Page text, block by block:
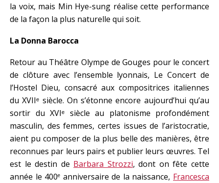
la voix, mais Min Hye-sung réalise cette performance
de la façon la plus naturelle qui soit.
La Donna Barocca
Retour au Théâtre Olympe de Gouges pour le concert
de clôture avec l’ensemble lyonnais, Le Concert de
l’Hostel Dieu, consacré aux compositrices italiennes
du XVIIᵉ siècle. On s’étonne encore aujourd’hui qu’au
sortir du XVIᵉ siècle au platonisme profondément
masculin, des femmes, certes issues de l’aristocratie,
aient pu composer de la plus belle des manières, être
reconnues par leurs pairs et publier leurs œuvres. Tel
est le destin de Barbara Strozzi, dont on fête cette
année le 400e anniversaire de la naissance, Francesca